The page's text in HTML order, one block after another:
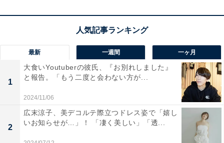
最新 一週間 一ヶ月
1
大食いYoutuberの彼氏、『お別れしました』
と報告。「もう二度と会わない方が...
2024/11/06
2
広末涼子、美デコルテ際立つドレス姿で「嬉し
いお知らせが…」！ 「凄く美しい」「透...